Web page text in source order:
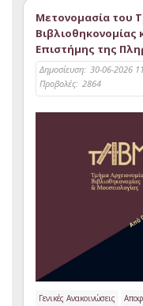
Μετονομασία του
Βιβλιοθηκονομίας
Επιστήμης της
Δημοσίευση: 30-06-2026
Προβολές: 2864
Γενικές Ανακοινώσεις